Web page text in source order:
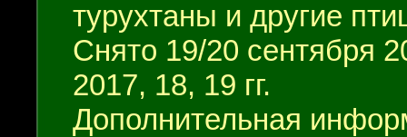
турухтаны и другие
Снято 19/20 сентября
2017, 18, 19 гг.
Дополнительная